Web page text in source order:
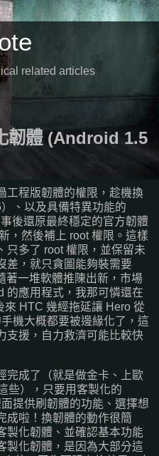
related articles
韌體 (Android 1.5
工程版韌體的權限，趁機換
、以及具備特異功能的
後還原最終穩定的官方韌體
，然後補上 root 權限。這樣
只多了 root 權限，並保留未
差，就只貪圖能夠裝需要
著一堆軟體推陳出新，市場
的應用程式，我那可憐還在
來 HTC 幾經拖延讓 Hero 從
機大概都要被邊緣化了，這
支援，自力救濟可能比較快
完成了（就是做金卡、上歐
些），只要用客製化的
提供刷韌體的功能、選擇想
成啦！換韌體的動作很簡
製化韌體、並確認基本功能
製化韌體，是因為大部分這